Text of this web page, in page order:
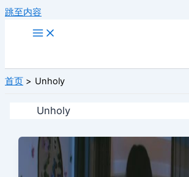
跳至内容
首页 Unholy
Unholy